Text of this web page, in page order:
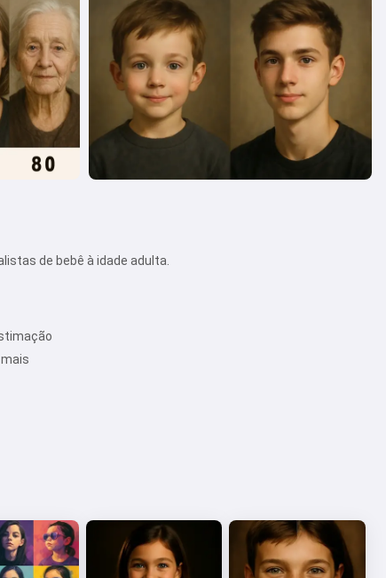
de bebê à idade adulta.